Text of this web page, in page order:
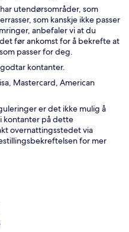
utendørsområder, som
som kanskje ikke passer
anbefaler vi at du
før ankomst for å bekrefte at
passer for deg.
kontanter.
Mastercard, American
er det ikke mulig å
kontanter på dette
overnattingsstedet via
for mer